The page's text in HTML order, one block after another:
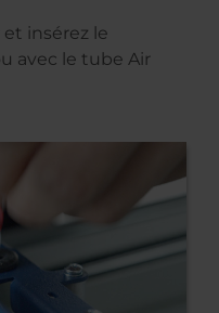
insérez le
avec le tube Air